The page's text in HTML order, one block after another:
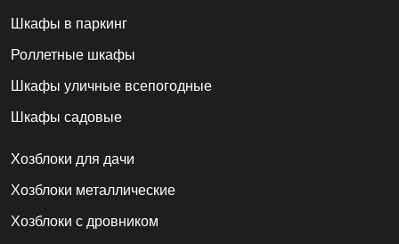
Шкафы в паркинг
Роллетные шкафы
Шкафы уличные всепогодные
Шкафы садовые
Хозблоки для дачи
Хозблоки металлические
Хозблоки с дровником